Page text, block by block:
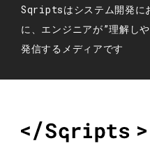
Sqriptsはシステム開発
に、エンジニアが”理解し
発信するメディアです